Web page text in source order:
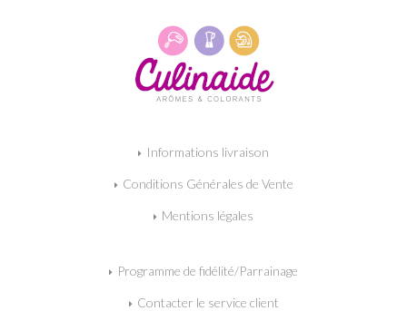
Informations livraison
Conditions Générales de Vente
Mentions légales
Programme de fidélité/Parrainage
Contacter le service client